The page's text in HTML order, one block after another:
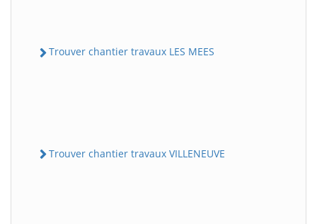
Trouver chantier travaux LES MEES
Trouver chantier travaux VILLENEUVE